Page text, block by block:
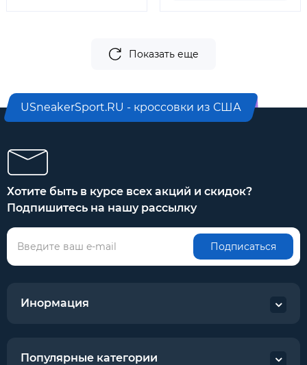
Показать еще
USneakerSport.RU - кроссовки из США
Хотите быть в курсе всех акций и скидок?
Подпишитесь на нашу рассылку
Подписаться
Инормация
Популярные категории